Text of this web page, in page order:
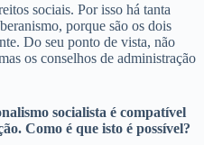
sociais. Por isso há tanta
porque são os dois
Do seu ponto de vista, não
os conselhos de administração
socialista é compatível
Como é que isto é possível?